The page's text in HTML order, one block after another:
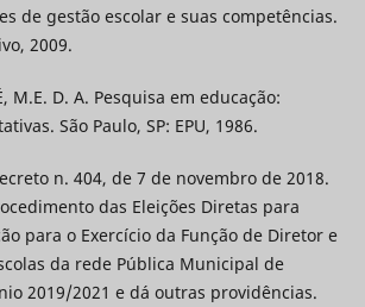
de gestão escolar e suas competências.
2009.
M.E. D. A. Pesquisa em educação:
São Paulo, SP: EPU, 1986.
n. 404, de 7 de novembro de 2018.
das Eleições Diretas para
para o Exercício da Função de Diretor e
da rede Pública Municipal de
2019/2021 e dá outras providências.